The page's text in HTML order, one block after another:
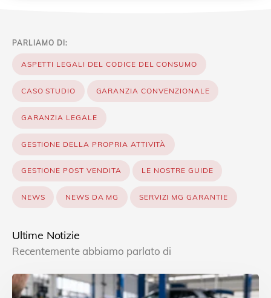
PARLIAMO DI:
ASPETTI LEGALI DEL CODICE DEL CONSUMO
CASO STUDIO GARANZIA CONVENZIONALE
GARANZIA LEGALE
GESTIONE DELLA PROPRIA ATTIVITÀ
GESTIONE POST VENDITA LE NOSTRE GUIDE
NEWS NEWS DA MG SERVIZI MG GARANTIE
Ultime Notizie
Recentemente abbiamo parlato di